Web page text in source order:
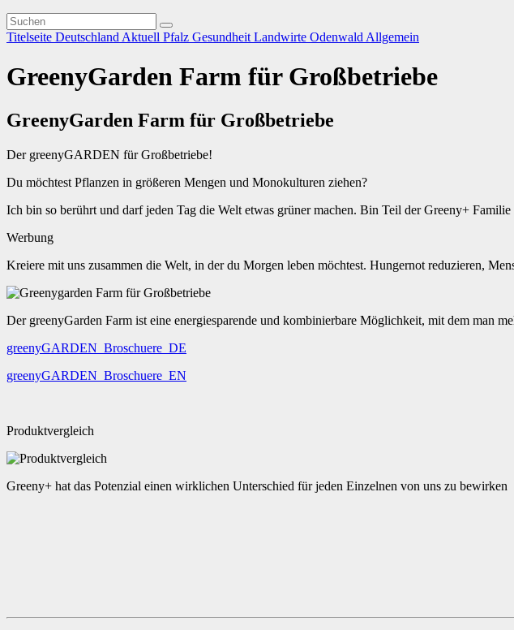
Titelseite Deutschland Aktuell Pfalz Gesundheit Landwirte Odenwald Allgemein
GreenyGarden Farm für Großbetriebe
GreenyGarden Farm für Großbetriebe
Der greenyGARDEN für Großbetriebe!
Du möchtest Pflanzen in größeren Mengen und Monokulturen ziehen?
Ich bin so berührt und darf jeden Tag die Welt etwas grüner machen. Bin Teil der Greeny+
Werbung
Kreiere mit uns zusammen die Welt, in der du Morgen leben möchtest. Hungernot reduzieren,
Der greenyGarden Farm ist eine energiesparende und kombinierbare Möglichkeit, mit dem man
greenyGARDEN_Broschuere_DE
greenyGARDEN_Broschuere_EN
Produktvergleich
Greeny+ hat das Potenzial einen wirklichen Unterschied für jeden Einzelnen von uns zu bewirken